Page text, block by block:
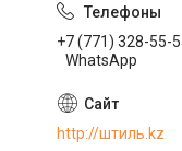
+7 (771) 328-55-
WhatsApp
http://штиль.kz